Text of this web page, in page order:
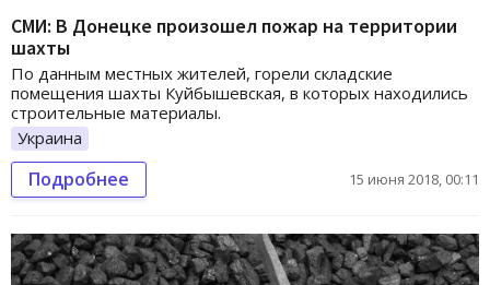
СМИ: В Донецке произошел пожар на территории
шахты
По данным местных жителей, горели складские
помещения шахты Куйбышевская, в которых находились
строительные материалы.
Украина
Подробнее 15 июня 2018, 00:11